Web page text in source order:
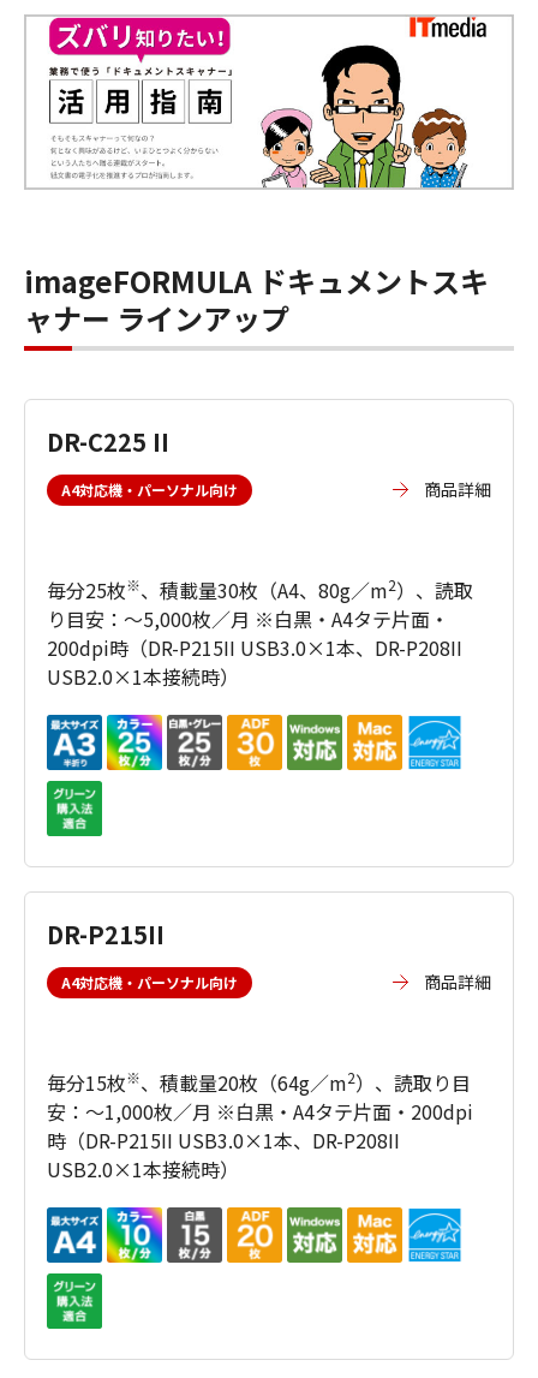
imageFORMULA ドキュメントスキ
ャナー ラインアップ
DR-C225 II
A4対応機・パーソナル向け 商品詳細
毎分25枚※、積載量30枚（A4、80g／m2）、読取
り目安：～5,000枚／月 ※白黒・A4タテ片面・
200dpi時（DR-P215II USB3.0×1本、DR-P208II
USB2.0×1本接続時）
DR-P215II
A4対応機・パーソナル向け 商品詳細
毎分15枚※、積載量20枚（64g／m2）、読取り目
安：～1,000枚／月 ※白黒・A4タテ片面・200dpi
時（DR-P215II USB3.0×1本、DR-P208II
USB2.0×1本接続時）